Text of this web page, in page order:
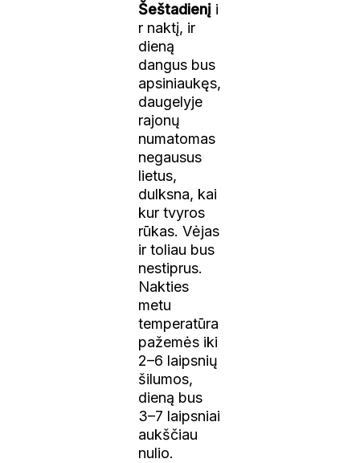
Šeštadienį i
r naktį, ir
dieną
dangus bus
apsiniaukęs,
daugelyje
rajonų
numatomas
negausus
lietus,
dulksna, kai
kur tvyros
rūkas. Vėjas
ir toliau bus
nestiprus.
Nakties
metu
temperatūra
pažemės iki
2–6 laipsnių
šilumos,
dieną bus
3–7 laipsniai
aukščiau
nulio.